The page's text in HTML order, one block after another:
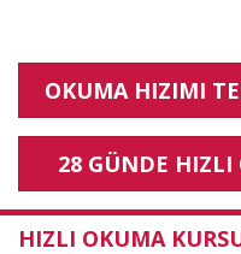
OKUMA HIZIMI
28 GÜNDE HIZLI
HIZLI OKUMA